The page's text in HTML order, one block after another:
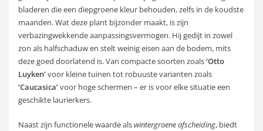
bladeren die een diepgroene kleur behouden, zelfs in de koudste
maanden. Wat deze plant bijzonder maakt, is zijn
verbazingwekkende aanpassingsvermogen. Hij gedijt in zowel
zon als halfschaduw en stelt weinig eisen aan de bodem, mits
deze goed doorlatend is. Van compacte soorten zoals‘Otto
Luyken’voor kleine tuinen tot robuuste varianten zoals
‘Caucasica’voor hoge schermen – er is voor elke situatie een
geschikte laurierkers.
Naast zijn functionele waarde alswintergroene afscheiding, biedt